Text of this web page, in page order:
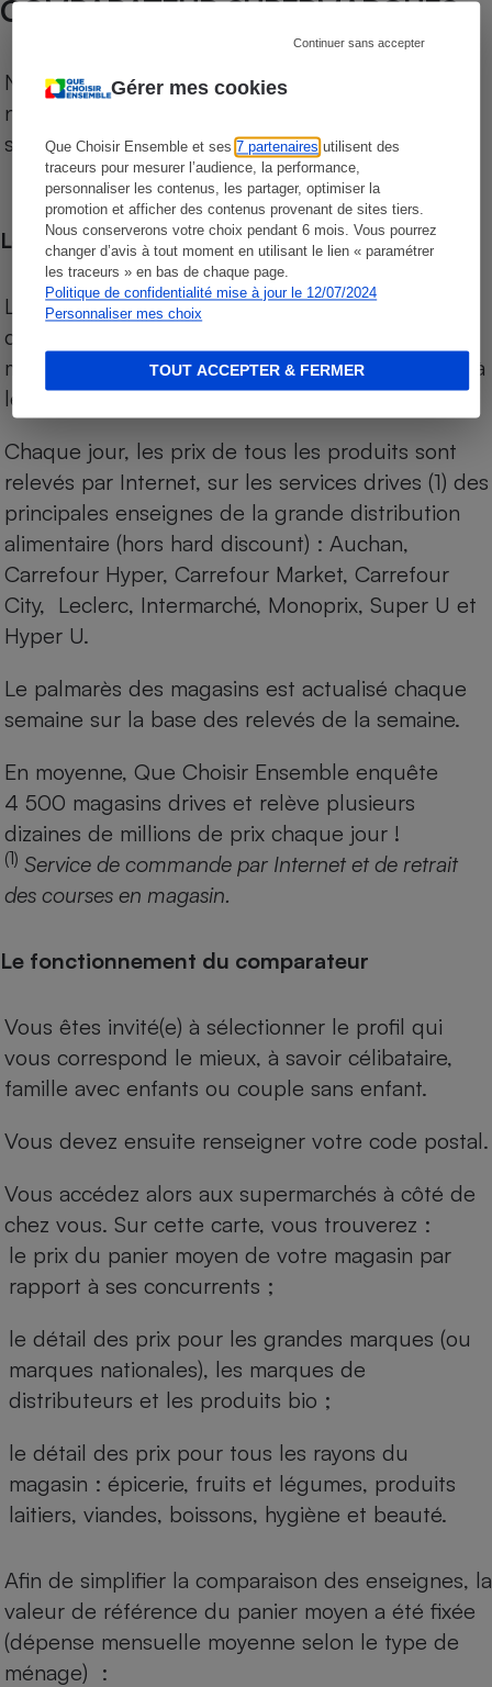
Gérer mes cookies
Que Choisir Ensemble et ses7 partenaires utilisent des
traceurs pour mesurer l’audience, la performance,
personnaliser les contenus, les partager, optimiser la
promotion et afficher des contenus provenant de sites tiers.
Nous conserverons votre choix pendant 6 mois. Vous pourrez
changer d’avis à tout moment en utilisant le lien « paramétrer
les traceurs » en bas de chaque page.
Politique de confidentialité mise à jour le 12/07/2024
Personnaliser mes choix
Continuer sans accepter
TOUT ACCEPTER & FERMER
COMPARATEUR SUPERMARCHÉS
Notre comparateur de supermarchés propose le
niveau de prix des supermarchés, géolocalisés
sur le territoire français.
Les comparaisons de prix
Les comparaisons sont réalisées sur l’ensemble
des produits des magasins. Les produits de
marques de distributeurs (MDD) sont comparés à
leurs équivalents chez leurs concurrents.
Chaque jour, les prix de tous les produits sont
relevés par Internet, sur les services drives (1) des
principales enseignes de la grande distribution
alimentaire (hors hard discount) : Auchan,
Carrefour Hyper, Carrefour Market, Carrefour
City, Leclerc, Intermarché, Monoprix, Super U et
Hyper U.
Le palmarès des magasins est actualisé chaque
semaine sur la base des relevés de la semaine.
En moyenne, Que Choisir Ensemble enquête
4 500 magasins drives et relève plusieurs
dizaines de millions de prix chaque jour !
(1) Service de commande par Internet et de retrait
des courses en magasin.
Le fonctionnement du comparateur
Vous êtes invité(e) à sélectionner le profil qui
vous correspond le mieux, à savoir célibataire,
famille avec enfants ou couple sans enfant.
Vous devez ensuite renseigner votre code postal.
Vous accédez alors aux supermarchés à côté de
chez vous. Sur cette carte, vous trouverez :
le prix du panier moyen de votre magasin par
rapport à ses concurrents ;
le détail des prix pour les grandes marques (ou
marques nationales), les marques de
distributeurs et les produits bio ;
le détail des prix pour tous les rayons du
magasin : épicerie, fruits et légumes, produits
laitiers, viandes, boissons, hygiène et beauté.
Afin de simplifier la comparaison des enseignes, la
valeur de référence du panier moyen a été fixée
(dépense mensuelle moyenne selon le type de
ménage) :